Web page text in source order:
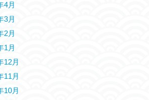
4月
3月
2月
1月
12月
11月
10月